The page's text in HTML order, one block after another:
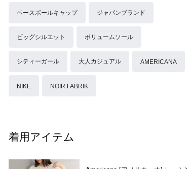
ベースボールキャップ ジャパンブランド
ビッグシルエット ボリュームソール
シティーガール 大人カジュアル AMERICANA
NIKE NOIR FABRIK
着用アイテム